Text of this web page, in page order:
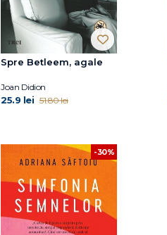
Spre Betleem, agale
Joan Didion
25.9 lei 51.80 lei
-30%